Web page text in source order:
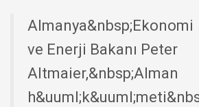
Almanya&nbsp;Ekonomi
ve Enerji Bakanı Peter
Altmaier,&nbsp;Alman